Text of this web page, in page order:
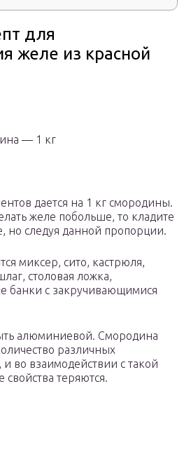
для
желе из красной
— 1 кг
дается на 1 кг смородины.
желе побольше, то кладите
но следуя данной пропорции.
миксер, сито, кастрюля,
столовая ложка,
банки с закручивающимися
алюминиевой. Смородина
различных
и во взаимодействии с такой
теряются.